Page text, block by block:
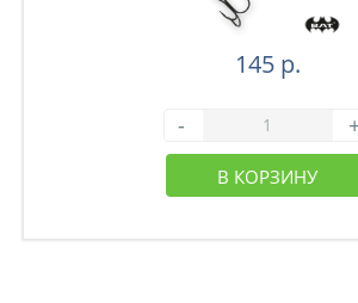
145 р.
-
В КОРЗИНУ